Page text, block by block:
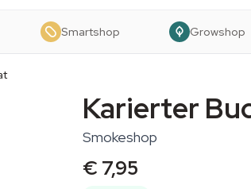
Smartshop Growshop
Karierter
Smokeshop
€ 7,95